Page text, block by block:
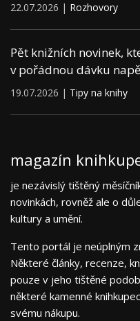
22.07.2026 | Rozhovory
Pět knižních novinek,
v pořádnou dávku
19.07.2026 | Tipy na knihy
magazín
je nezávislý tištěný
novinkách, rovněž ale o
kultury a umění.
Tento portál je neúplným
Některé články, recenze,
pouze v jeho tištěné
některé kamenné
svému nákupu.